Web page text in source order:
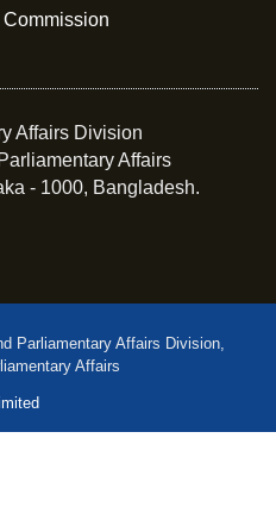
Affairs Division
Affairs
- 1000, Bangladesh.
Parliamentary Affairs Division,
Affairs